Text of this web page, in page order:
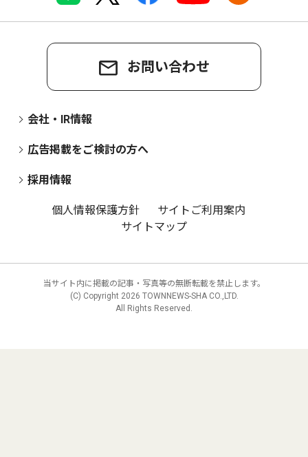
お問い合わせ
会社・IR情報
広告掲載をご検討の方へ
採用情報
個人情報保護方針
サイトご利用案内
サイトマップ
当サイト内に掲載の記事・写真等の無断転載を禁止します。
(C) Copyright 2026 TOWNNEWS-SHA CO.,LTD.
All Rights Reserved.